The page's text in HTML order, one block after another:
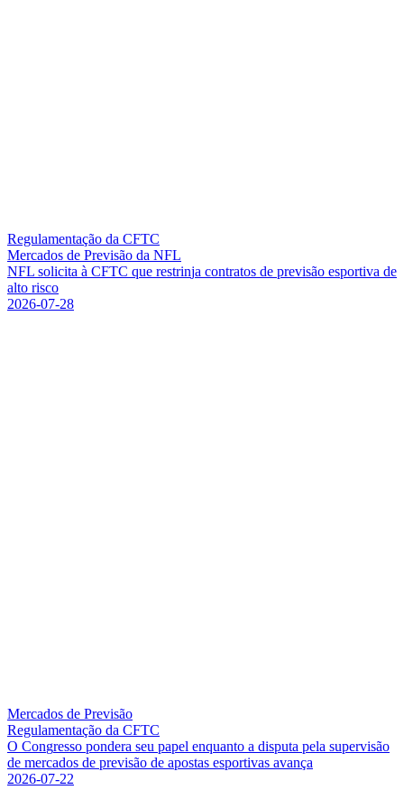
Regulamentação da CFTC
Mercados de Previsão da NFL
NFL solicita à CFTC que restrinja contratos de previsão esportiva de
alto risco
2026-07-28
Mercados de Previsão
Regulamentação da CFTC
O Congresso pondera seu papel enquanto a disputa pela supervisão
de mercados de previsão de apostas esportivas avança
2026-07-22